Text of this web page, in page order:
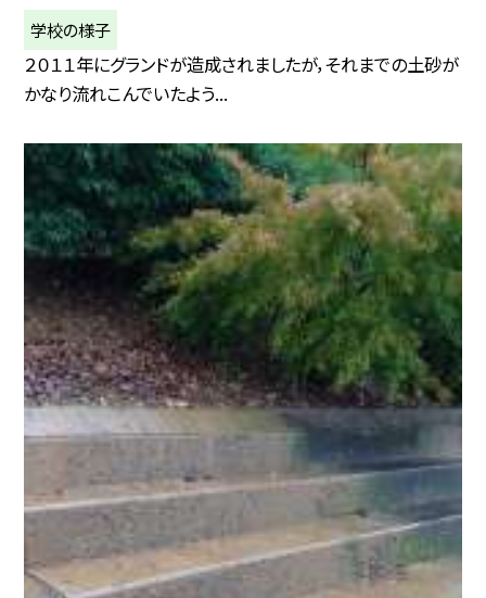
学校の様子
２０１１年にグランドが造成されましたが，それまでの土砂が
かなり流れこんでいたよう...